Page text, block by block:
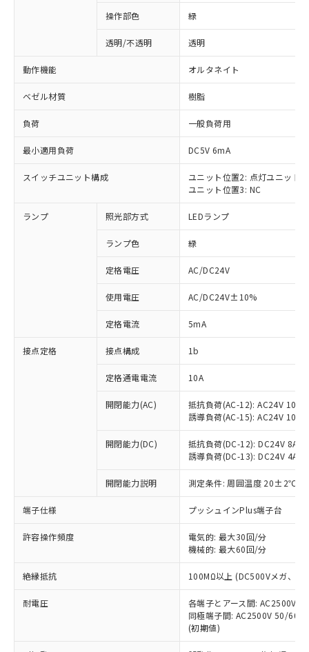
操作部色 緑
透明/不透明 透明
動作機能 オルタネイト
ベゼル材質 樹脂
負荷 一般負荷用
最小適用負荷 DC5V 6mA
スイッチユニット構成
ユニット位置2: 点灯ユニット
ユニット位置3: NC
ランプ 照光部方式 LEDランプ
ランプ色 緑
定格電圧 AC/DC24V
使用電圧 AC/DC24V±10%
定格電流 5mA
接点定格 接点構成 1b
定格通電電流 10A
開閉能力(AC)
抵抗負荷(AC-12): AC24V 10A/
誘導負荷(AC-15): AC24V
開閉能力(DC)
抵抗負荷(DC-12): DC24V 8A/
誘導負荷(DC-13): DC24V 4A/
開閉能力説明 測定条件: 周囲温度 20±2℃、
端子仕様 プッシュインPlus端子台
許容操作頻度
電気的: 最大30回/分
機械的: 最大60回/分
絶縁抵抗 100MΩ以上 (DC500Vメガ、点
耐電圧
各端子とアース間: AC2500V
同極端子間: AC2500V 50/
(初期値)
ご利用条件
以下の条件をお読みいただき、同意のうえ
ご利用ください。
本サービスは、当社制御機器事業取扱
商品の当社在庫状況および標準価格
(税抜)を提供させていただくもので
当社制御機器事業取扱商品の中には、
本サービスの対象外となる商品もある
ことをご了承ください。
在庫状況および標準価格照会結果は、
記載している更新日時点での社内デー
タに基づき作成されるものであり、閲
覧された時点での実際の在庫および標
準価格とは異なる場合があることをご
※1 対応状況
対応済み：EU RoHS指令（10物質）の
非含有に対応した製品が提供可能な商品で
対応予定：EU RoHS指令（10物質）の非含
有に対応した製品に切り替える予定のある
対応予定なし：EU RoHS指令（10物質）の
非含有に非対応の商品で、対応品を出す予
定はありません。
調査・確認中：EU RoHS指令（10物質）の
非含有の対応状況を調査中または確認中の
非該当品：ライセンス料など無形物で、有
害物質有無と関係のない商品です。
仕入先様の事情により、非含有部品として
いたものが、含有品と判明した場合などや
むを得ず変更することがあります。
鉛(Pb) 1000ppm以下、 水銀(Hg) 1000ppm以下、 カド
六価クロム(Cr(Ⅵ)) 1000ppm以下、ポリ臭化ビフェニル
類(PBB) 1000ppm以下、ポリ臭化ジフェニルエーテル類
(PBDE) 1000ppm以下、フタル酸ビス(2-エチルヘキシ
※1 中国RoHS○×表
「○」：最大均質材料含有率が中国RoHSの
基準値以下であることを示します。
「×」：最大均質材料含有率が中国RoHSの
基準値を超えていることを示します。
「－」：未確認です。当社販売部門へお問
い合わせください。
*中国RoHS10物質の基準値 (GB/T26572)：
Pb(鉛) :1000ppm、 Hg(水銀) : 1000ppm、 Cd(カドミウ
Cr(Ⅵ)(六価クロム) : 1000ppm、 PBBs(ポリ臭化ビフェ
当社は、これら貴社製品のうち、外国
為替および外国貿易法に定める商品
（以下｢規制貨物等」という）を輸出
国政府の輸出許可(または役務取引許
可)を取得するなどの必要な手続きを